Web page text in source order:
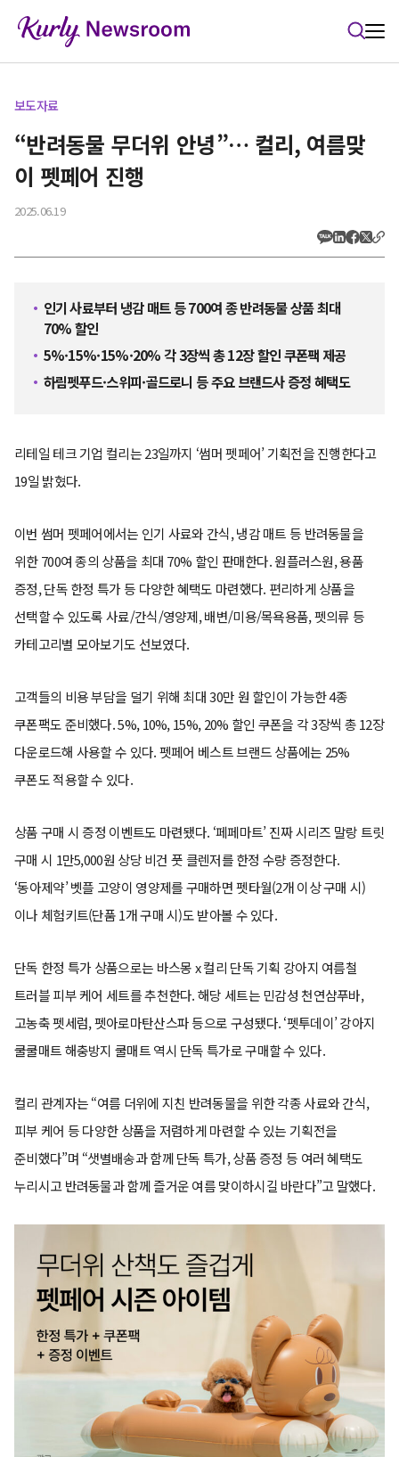
보도자료
“반려동물 무더위 안녕”… 컬리, 여름맞
이 펫페어 진행
2025.06.19
인기 사료부터 냉감 매트 등 700여 종 반려동물 상품 최대
70% 할인
5%·15%·15%·20% 각 3장씩 총 12장 할인 쿠폰팩 제공
하림펫푸드·스위피·골드로니 등 주요 브랜드사 증정 혜택도
리테일 테크 기업 컬리는 23일까지 ‘썸머 펫페어’ 기획전을 진행한다고
19일 밝혔다.
이번 썸머 펫페어에서는 인기 사료와 간식, 냉감 매트 등 반려동물을
위한 700여 종의 상품을 최대 70% 할인 판매한다. 원플러스원, 용품
증정, 단독 한정 특가 등 다양한 혜택도 마련했다. 편리하게 상품을
선택할 수 있도록 사료/간식/영양제, 배변/미용/목욕용품, 펫의류 등
카테고리별 모아보기도 선보였다.
고객들의 비용 부담을 덜기 위해 최대 30만 원 할인이 가능한 4종
쿠폰팩도 준비했다. 5%, 10%, 15%, 20% 할인 쿠폰을 각 3장씩 총 12장
다운로드해 사용할 수 있다. 펫페어 베스트 브랜드 상품에는 25%
쿠폰도 적용할 수 있다.
상품 구매 시 증정 이벤트도 마련됐다. ‘페페마트’ 진짜 시리즈 말랑 트릿
구매 시 1만5,000원 상당 비건 풋 클렌저를 한정 수량 증정한다.
‘동아제약’ 벳플 고양이 영양제를 구매하면 펫타월(2개 이상 구매 시)
이나 체험키트(단품 1개 구매 시)도 받아볼 수 있다.
단독 한정 특가 상품으로는 바스몽 x 컬리 단독 기획 강아지 여름철
트러블 피부 케어 세트를 추천한다. 해당 세트는 민감성 천연샴푸바,
고농축 펫세럼, 펫아로마탄산스파 등으로 구성됐다. ‘펫투데이’ 강아지
쿨쿨매트 해충방지 쿨매트 역시 단독 특가로 구매할 수 있다.
컬리 관계자는 “여름 더위에 지친 반려동물을 위한 각종 사료와 간식,
피부 케어 등 다양한 상품을 저렴하게 마련할 수 있는 기획전을
준비했다”며 “샛별배송과 함께 단독 특가, 상품 증정 등 여러 혜택도
누리시고 반려동물과 함께 즐거운 여름 맞이하시길 바란다”고 말했다.